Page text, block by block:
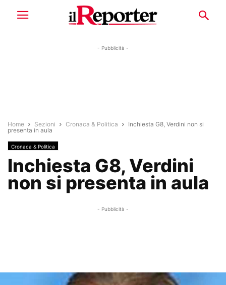
- Pubblicità -
Home Sezioni Cronaca & Politica
Inchiesta G8, Verdini non si
presenta in aula
Cronaca & Politica
Inchiesta G8, Verdini
non si presenta in aula
- Pubblicità -